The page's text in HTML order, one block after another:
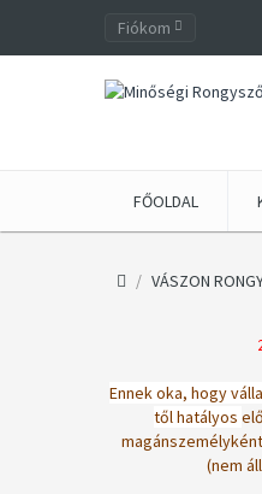
Fiókom
FŐOLDAL
VÁSZON
Ennek oka, hogy
től hatályos
(nem